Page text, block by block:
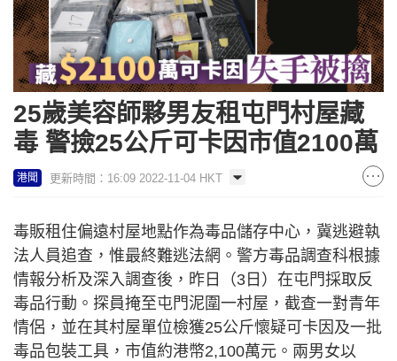
25歲美容師夥男友租屯門村屋藏
毒 警撿25公斤可卡因市值2100萬
港聞 更新時間：16:09 2022-11-04 HKT
毒販租住偏遠村屋地點作為毒品儲存中心，冀逃避執
法人員追查，惟最終難逃法網。警方毒品調查科根據
情報分析及深入調查後，昨日（3日）在屯門採取反
毒品行動。探員掩至屯門泥圍一村屋，截查一對青年
情侶，並在其村屋單位檢獲25公斤懷疑可卡因及一批
毒品包裝工具，市值約港幣2,100萬元。兩男女以